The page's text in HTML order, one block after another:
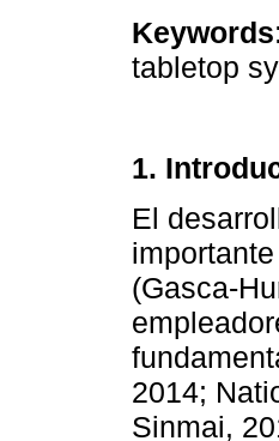
Keywords
tabletop
1.
El
(Gasca-
2014;
Sinmai,